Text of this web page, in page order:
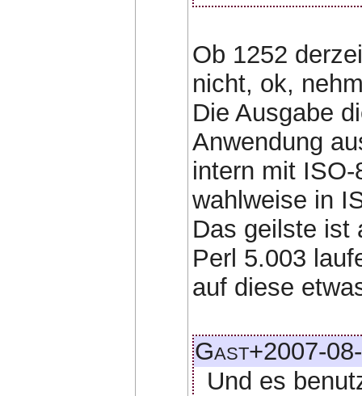
Ob 1252
nicht, ok,
Die Ausgabe
Anwendung
intern mit
wahlweise in
Das geilste ist
Perl 5.003
auf diese
Gast+2007-
Und es